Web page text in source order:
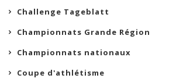
Challenge Tageblatt
Championnats Grande Région
Championnats nationaux
Coupe d'athlétisme